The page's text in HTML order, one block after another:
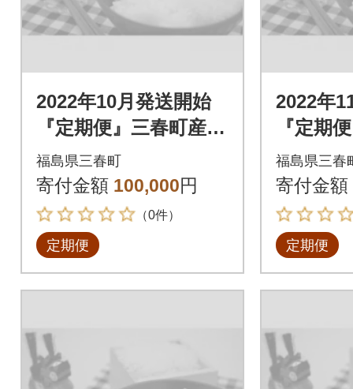
2022年10月発送開始
『定期便』三春町産コ
シヒカリ計15kg全5回
福島県三春町
寄付金額 100,000円
（0件）
定期便
2022年
『定期
シヒカ
福島県三春
寄付金額
定期便